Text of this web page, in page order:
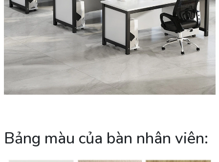
Bảng màu của bàn nhân viên: